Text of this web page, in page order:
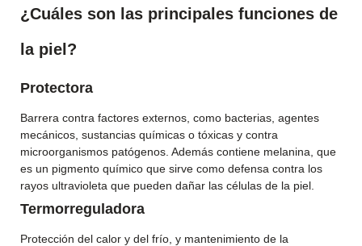
¿Cuáles son las principales funciones de
la piel?
Protectora
Barrera contra factores externos, como bacterias, agentes
mecánicos, sustancias químicas o tóxicas y contra
microorganismos patógenos. Además contiene melanina, que
es un pigmento químico que sirve como defensa contra los
rayos ultravioleta que pueden dañar las células de la piel.
Termorreguladora
Protección del calor y del frío, y mantenimiento de la